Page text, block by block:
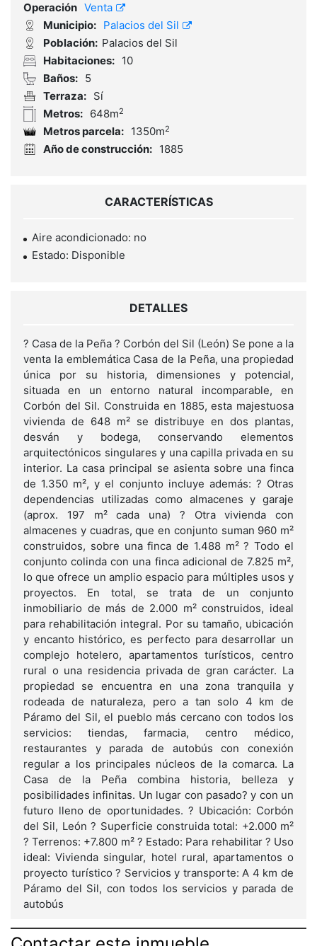
Operación Venta
Municipio: Palacios del Sil
Población: Palacios del Sil
Habitaciones: 10
Baños: 5
Terraza: Sí
Metros: 648m2
Metros parcela: 1350m2
Año de construcción: 1885
CARACTERÍSTICAS
Aire acondicionado: no
Estado: Disponible
DETALLES
? Casa de la Peña ? Corbón del Sil (León) Se pone a la
venta la emblemática Casa de la Peña, una propiedad
única por su historia, dimensiones y potencial,
situada en un entorno natural incomparable, en
Corbón del Sil. Construida en 1885, esta majestuosa
vivienda de 648 m² se distribuye en dos plantas,
desván y bodega, conservando elementos
arquitectónicos singulares y una capilla privada en su
interior. La casa principal se asienta sobre una finca
de 1.350 m², y el conjunto incluye además: ? Otras
dependencias utilizadas como almacenes y garaje
(aprox. 197 m² cada una) ? Otra vivienda con
almacenes y cuadras, que en conjunto suman 960 m²
construidos, sobre una finca de 1.488 m² ? Todo el
conjunto colinda con una finca adicional de 7.825 m²,
lo que ofrece un amplio espacio para múltiples usos y
proyectos. En total, se trata de un conjunto
inmobiliario de más de 2.000 m² construidos, ideal
para rehabilitación integral. Por su tamaño, ubicación
y encanto histórico, es perfecto para desarrollar un
complejo hotelero, apartamentos turísticos, centro
rural o una residencia privada de gran carácter. La
propiedad se encuentra en una zona tranquila y
rodeada de naturaleza, pero a tan solo 4 km de
Páramo del Sil, el pueblo más cercano con todos los
servicios: tiendas, farmacia, centro médico,
restaurantes y parada de autobús con conexión
regular a los principales núcleos de la comarca. La
Casa de la Peña combina historia, belleza y
posibilidades infinitas. Un lugar con pasado? y con un
futuro lleno de oportunidades. ? Ubicación: Corbón
del Sil, León ? Superficie construida total: +2.000 m²
? Terrenos: +7.800 m² ? Estado: Para rehabilitar ? Uso
ideal: Vivienda singular, hotel rural, apartamentos o
proyecto turístico ? Servicios y transporte: A 4 km de
Páramo del Sil, con todos los servicios y parada de
autobús